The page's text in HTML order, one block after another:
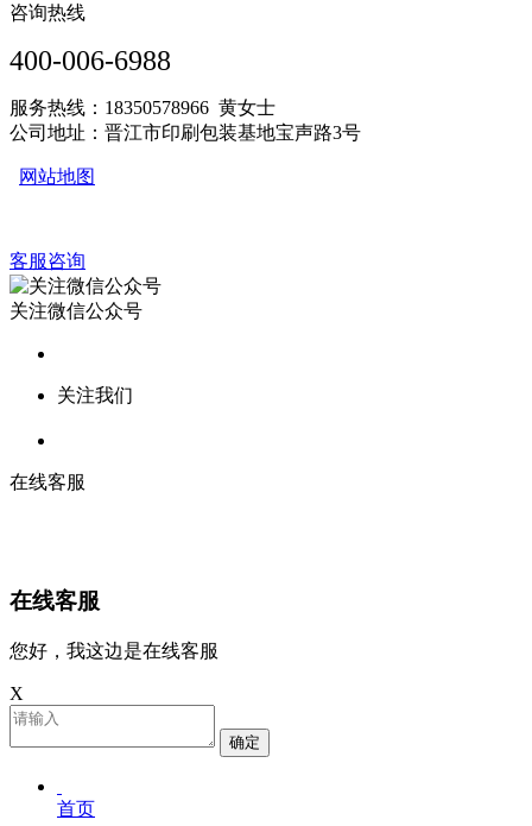
咨询热线
400-006-6988
服务热线：18350578966 黄女士
公司地址：晋江市印刷包装基地宝声路3号
网站地图
客服咨询
关注微信公众号
关注我们
在线客服
在线客服
您好，我这边是在线客服
X
确定
首页